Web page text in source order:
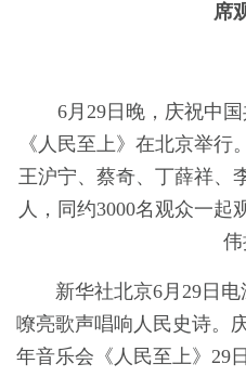
席
6月29日晚，庆祝中
《人民至上》在北京举行
王沪宁、蔡奇、丁薛祥、
人，同约3000名观众一起
新华社北京6月29日
嘹亮歌声唱响人民史诗。
年音乐会《人民至上》29